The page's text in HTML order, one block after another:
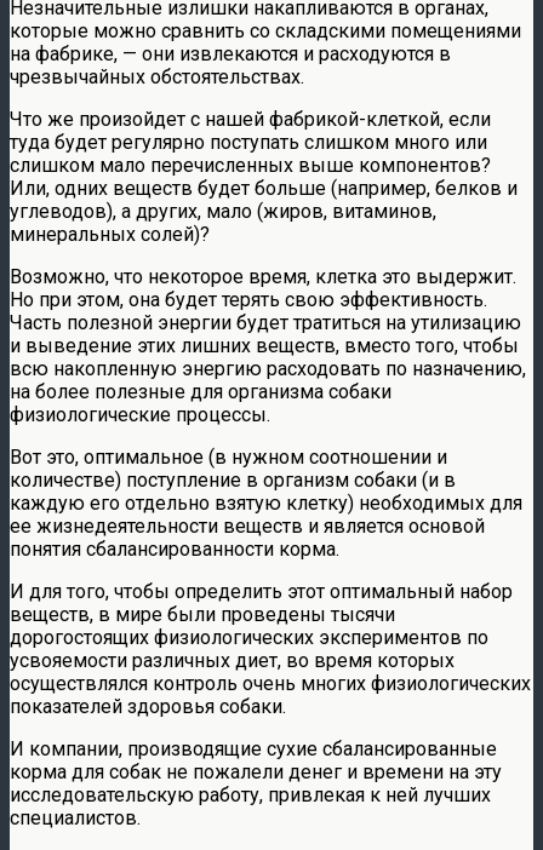
Незначительные излишки накапливаются в органах,
которые можно сравнить со складскими помещениями
на фабрике, — они извлекаются и расходуются в
чрезвычайных обстоятельствах.
Что же произойдет с нашей фабрикой-клеткой, если
туда будет регулярно поступать слишком много или
слишком мало перечисленных выше компонентов?
Или, одних веществ будет больше (например, белков и
углеводов), а других, мало (жиров, витаминов,
минеральных солей)?
Возможно, что некоторое время, клетка это выдержит.
Но при этом, она будет терять свою эффективность.
Часть полезной энергии будет тратиться на утилизацию
и выведение этих лишних веществ, вместо того, чтобы
всю накопленную энергию расходовать по назначению,
на более полезные для организма собаки
физиологические процессы.
Вот это, оптимальное (в нужном соотношении и
количестве) поступление в организм собаки (и в
каждую его отдельно взятую клетку) необходимых для
ее жизнедеятельности веществ и является основой
понятия сбалансированности корма.
И для того, чтобы определить этот оптимальный набор
веществ, в мире были проведены тысячи
дорогостоящих физиологических экспериментов по
усвояемости различных диет, во время которых
осуществлялся контроль очень многих физиологических
показателей здоровья собаки.
И компании, производящие сухие сбалансированные
корма для собак не пожалели денег и времени на эту
исследовательскую работу, привлекая к ней лучших
специалистов.